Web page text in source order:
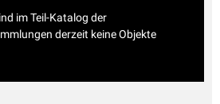
im Teil-Katalog der
derzeit keine Objekte